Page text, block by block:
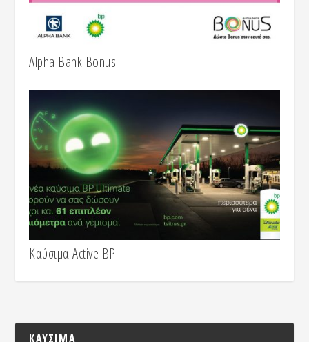
Alpha Bank Bonus
Καύσιμα Active BP
ΚΑΥΣΙΜΑ